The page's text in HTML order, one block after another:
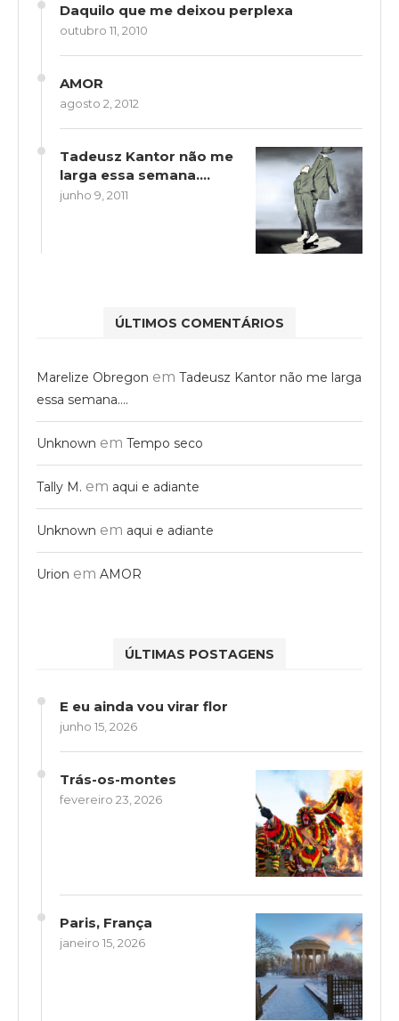
Daquilo que me deixou perplexa
outubro 11, 2010
AMOR
agosto 2, 2012
Tadeusz Kantor não me
larga essa semana….
junho 9, 2011
ÚLTIMOS COMENTÁRIOS
Marelize Obregon em Tadeusz Kantor não me larga
essa semana….
Unknown em Tempo seco
Tally M. em aqui e adiante
Unknown em aqui e adiante
Urion em AMOR
ÚLTIMAS POSTAGENS
E eu ainda vou virar flor
junho 15, 2026
Trás-os-montes
fevereiro 23, 2026
Paris, França
janeiro 15, 2026